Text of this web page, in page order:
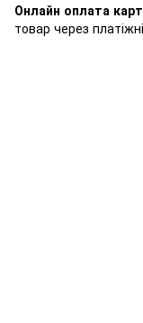
Онлайн оплата
товар через